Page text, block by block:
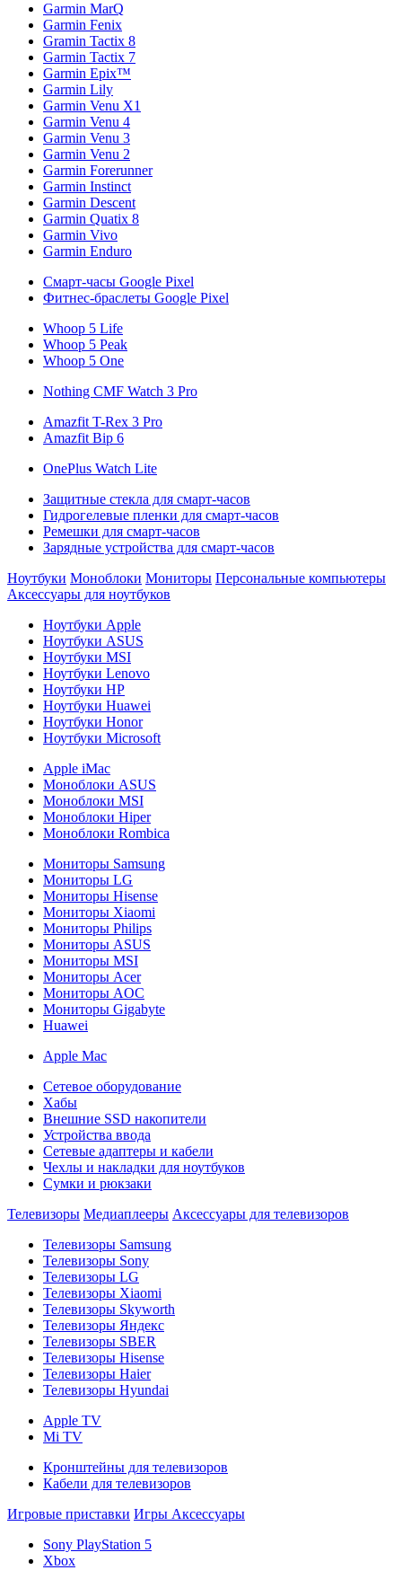
Garmin MarQ
Garmin Fenix
Gramin Tactix 8
Garmin Tactix 7
Garmin Epix™
Garmin Lily
Garmin Venu X1
Garmin Venu 4
Garmin Venu 3
Garmin Venu 2
Garmin Forerunner
Garmin Instinct
Garmin Descent
Garmin Quatix 8
Garmin Vivo
Garmin Enduro
Смарт-часы Google Pixel
Фитнес-браслеты Google Pixel
Whoop 5 Life
Whoop 5 Peak
Whoop 5 One
Nothing CMF Watch 3 Pro
Amazfit T-Rex 3 Pro
Amazfit Bip 6
OnePlus Watch Lite
Защитные стекла для смарт-часов
Гидрогелевые пленки для смарт-часов
Ремешки для смарт-часов
Зарядные устройства для смарт-часов
Ноутбуки Моноблоки Мониторы Персональные компьютеры
Аксессуары для ноутбуков
Ноутбуки Apple
Ноутбуки ASUS
Ноутбуки MSI
Ноутбуки Lenovo
Ноутбуки HP
Ноутбуки Huawei
Ноутбуки Honor
Ноутбуки Microsoft
Apple iMac
Моноблоки ASUS
Моноблоки MSI
Моноблоки Hiper
Моноблоки Rombica
Мониторы Samsung
Мониторы LG
Мониторы Hisense
Мониторы Xiaomi
Мониторы Philips
Мониторы ASUS
Мониторы MSI
Мониторы Acer
Мониторы AOC
Мониторы Gigabyte
Huawei
Apple Mac
Сетевое оборудование
Хабы
Внешние SSD накопители
Устройства ввода
Сетевые адаптеры и кабели
Чехлы и накладки для ноутбуков
Сумки и рюкзаки
Телевизоры Медиаплееры Аксессуары для телевизоров
Телевизоры Samsung
Телевизоры Sony
Телевизоры LG
Телевизоры Xiaomi
Телевизоры Skyworth
Телевизоры Яндекс
Телевизоры SBER
Телевизоры Hisense
Телевизоры Haier
Телевизоры Hyundai
Apple TV
Mi TV
Кронштейны для телевизоров
Кабели для телевизоров
Игровые приставки Игры Аксессуары
Sony PlayStation 5
Xbox